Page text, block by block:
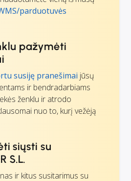
parduotuvės
pažymėti
susiję pranešimai jūsų
ir bendradarbiams
ženklu ir atrodo
nuo to, kurį vežėją
siųsti su
S.L.
ir kitus susitarimus su